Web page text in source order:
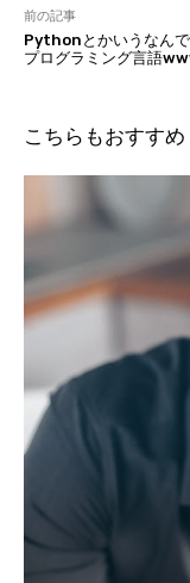
前の記事
Pythonとかいうなん
プログラミング言語
こちらもおすすめ